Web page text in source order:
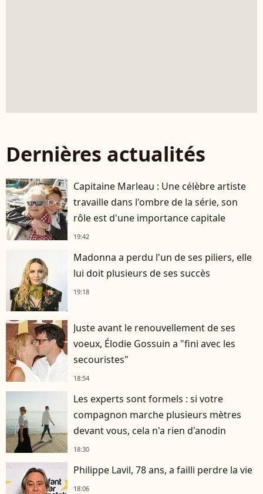
Dernières actualités
Capitaine Marleau : Une célèbre artiste
travaille dans l'ombre de la série, son
rôle est d'une importance capitale
19:42
Madonna a perdu l'un de ses piliers, elle
lui doit plusieurs de ses succès
19:18
Juste avant le renouvellement de ses
voeux, Élodie Gossuin a "fini avec les
secouristes"
18:54
Les experts sont formels : si votre
compagnon marche plusieurs mètres
devant vous, cela n'a rien d'anodin
18:30
Philippe Lavil, 78 ans, a failli perdre la vie
18:06